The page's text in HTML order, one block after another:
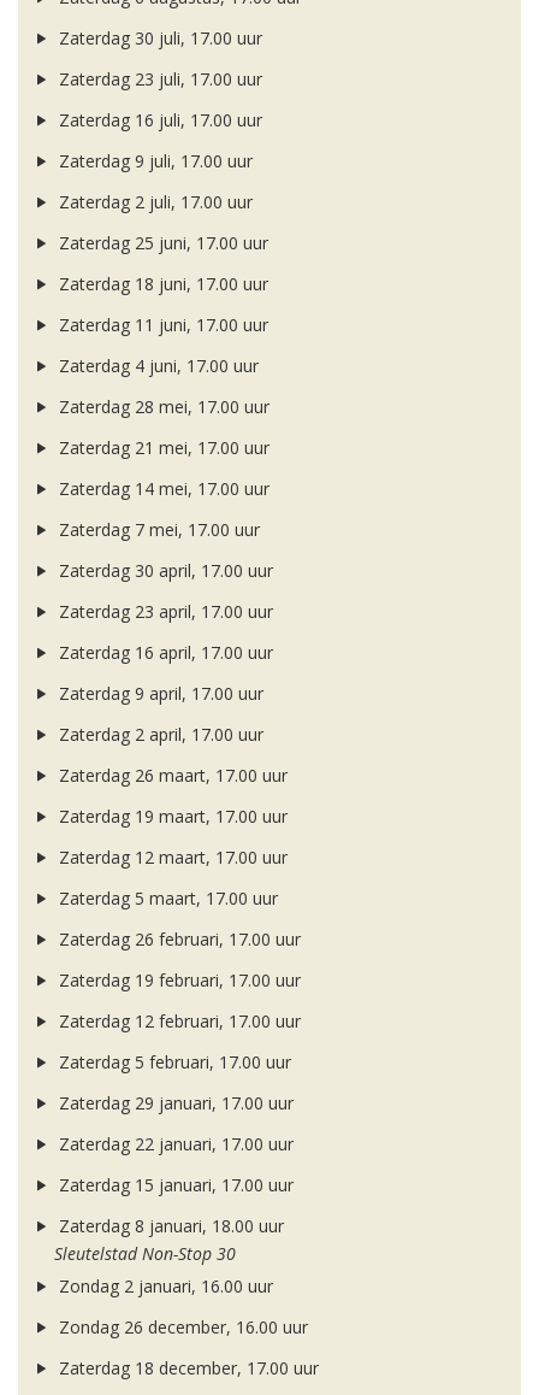
Zaterdag 30 juli, 17.00 uur
Zaterdag 23 juli, 17.00 uur
Zaterdag 16 juli, 17.00 uur
Zaterdag 9 juli, 17.00 uur
Zaterdag 2 juli, 17.00 uur
Zaterdag 25 juni, 17.00 uur
Zaterdag 18 juni, 17.00 uur
Zaterdag 11 juni, 17.00 uur
Zaterdag 4 juni, 17.00 uur
Zaterdag 28 mei, 17.00 uur
Zaterdag 21 mei, 17.00 uur
Zaterdag 14 mei, 17.00 uur
Zaterdag 7 mei, 17.00 uur
Zaterdag 30 april, 17.00 uur
Zaterdag 23 april, 17.00 uur
Zaterdag 16 april, 17.00 uur
Zaterdag 9 april, 17.00 uur
Zaterdag 2 april, 17.00 uur
Zaterdag 26 maart, 17.00 uur
Zaterdag 19 maart, 17.00 uur
Zaterdag 12 maart, 17.00 uur
Zaterdag 5 maart, 17.00 uur
Zaterdag 26 februari, 17.00 uur
Zaterdag 19 februari, 17.00 uur
Zaterdag 12 februari, 17.00 uur
Zaterdag 5 februari, 17.00 uur
Zaterdag 29 januari, 17.00 uur
Zaterdag 22 januari, 17.00 uur
Zaterdag 15 januari, 17.00 uur
Zaterdag 8 januari, 18.00 uur
Sleutelstad Non-Stop 30
Zondag 2 januari, 16.00 uur
Zondag 26 december, 16.00 uur
Zaterdag 18 december, 17.00 uur